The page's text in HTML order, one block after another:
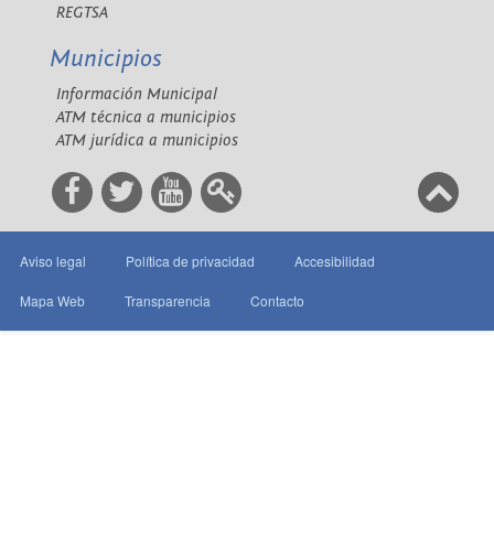
REGTSA
Municipios
Información Municipal
ATM técnica a municipios
ATM jurídica a municipios
Aviso legal Política de privacidad Accesibilidad
Mapa Web Transparencia Contacto